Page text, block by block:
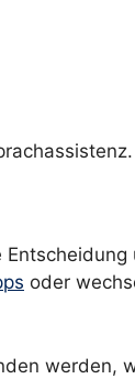
oder
werden,